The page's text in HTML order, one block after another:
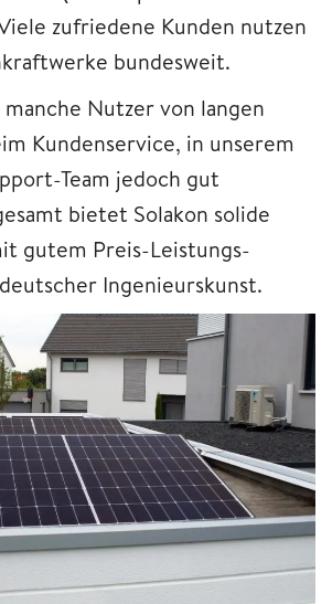
zufriedene Kunden nutzen
bundesweit.
Nutzer von langen
Kundenservice, in unserem
Team jedoch gut
bietet Solakon solide
gutem Preis-Leistungs-
Ingenieurskunst.